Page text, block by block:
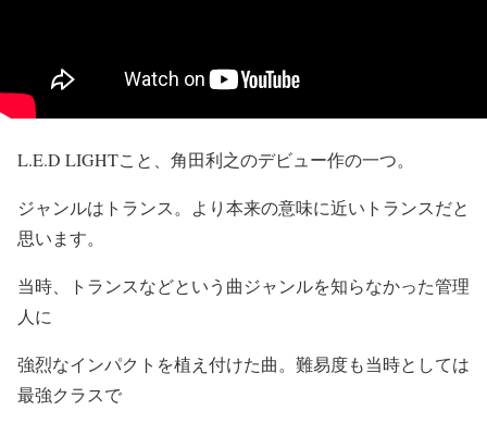
L.E.D LIGHTこと、角田利之のデビュー作の一つ。
ジャンルはトランス。より本来の意味に近いトランスだと
思います。
当時、トランスなどという曲ジャンルを知らなかった管理
人に
強烈なインパクトを植え付けた曲。難易度も当時としては
最強クラスで